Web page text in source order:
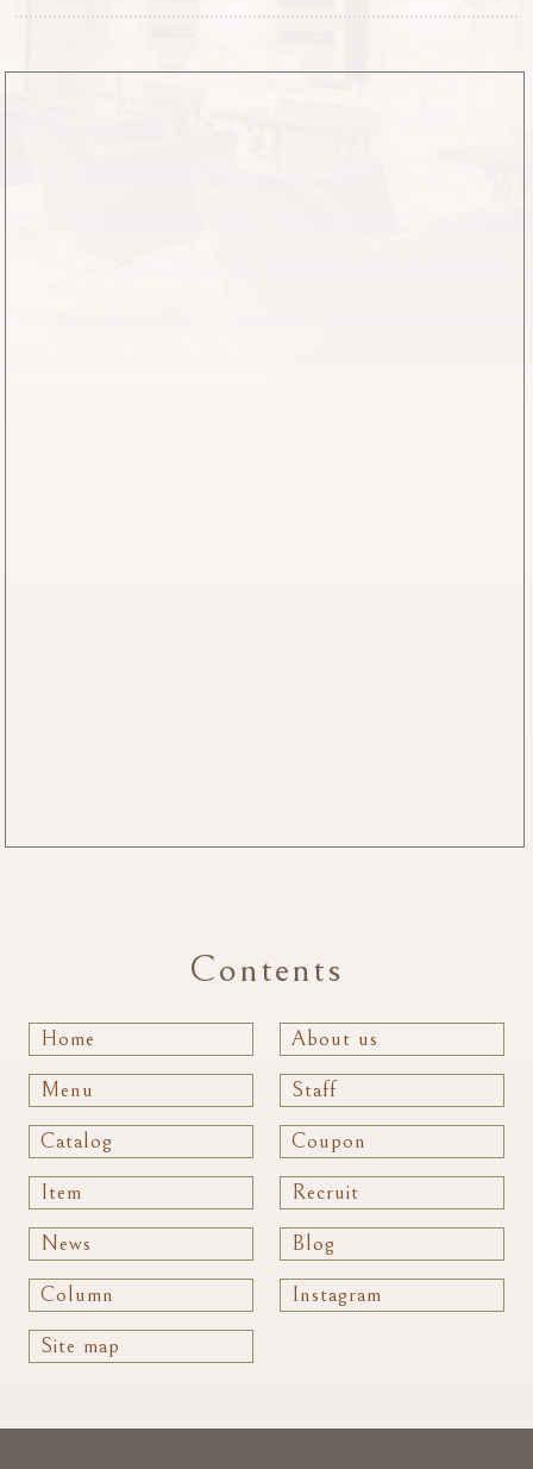
Contents
Home About us
Menu Staff
Catalog Coupon
Item Recruit
News Blog
Column Instagram
Site map